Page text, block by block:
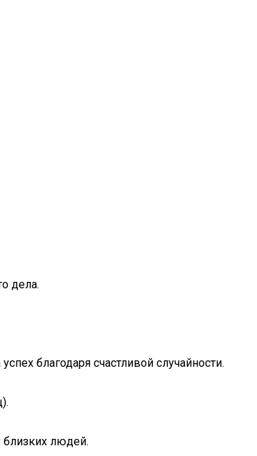
дела.
благодаря счастливой случайности.
близких людей.